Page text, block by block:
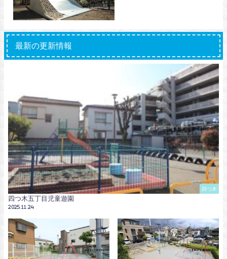
最新の更新情報
四つ木
四つ木五丁目児童遊園
2025.11.24